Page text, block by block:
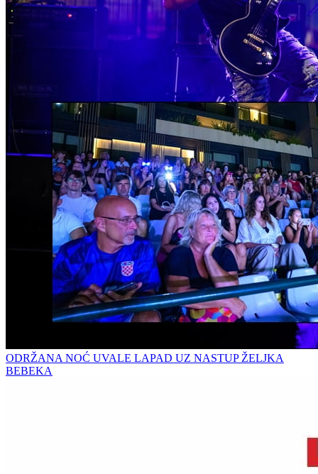
ODRŽANA NOĆ UVALE LAPAD UZ NASTUP ŽELJKA
BEBEKA